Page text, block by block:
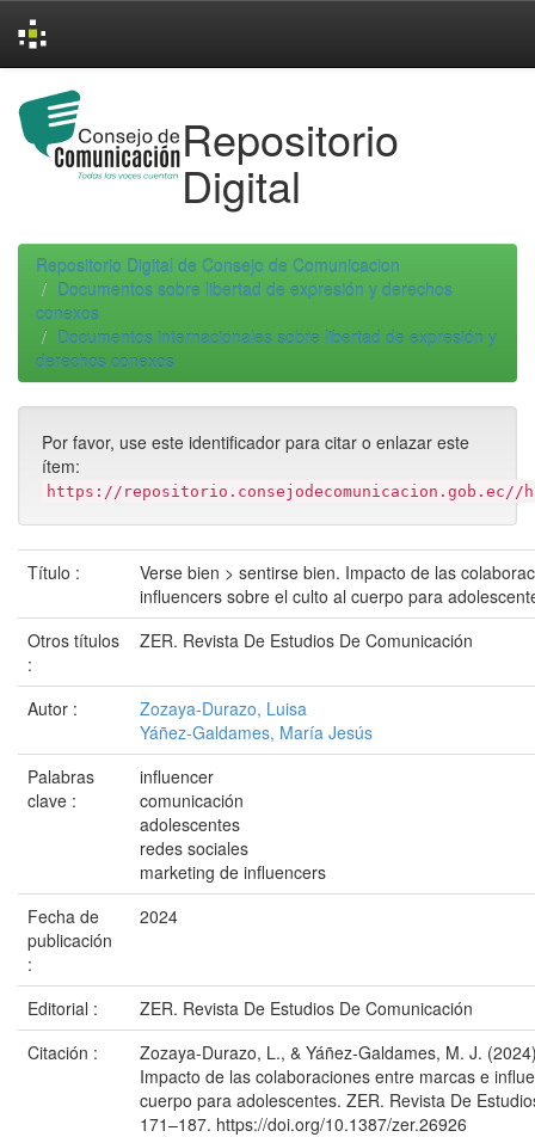
navigation
Repositorio
Digital
Repositorio Digital de Consejo de Comunicacion
Documentos sobre libertad de expresión y derechos
conexos
Documentos internacionales sobre libertad de expresión y
derechos conexos
Por favor, use este identificador para citar o enlazar este
ítem:
https://repositorio.consejodecomunicacion.gob.ec//
Título :
Verse bien > sentirse bien. Impacto de las
influencers sobre el culto al cuerpo para
Otros títulos
:
ZER. Revista De Estudios De Comunicación
Autor :
Zozaya-Durazo, Luisa
Yáñez-Galdames, María Jesús
Palabras
clave :
influencer
comunicación
adolescentes
redes sociales
marketing de influencers
Fecha de
publicación
:
2024
Editorial :
ZER. Revista De Estudios De Comunicación
Citación :
Zozaya-Durazo, L., & Yáñez-Galdames, M. J.
Impacto de las colaboraciones entre marcas e
cuerpo para adolescentes. ZER. Revista De
171–187. https://doi.org/10.1387/zer.26926